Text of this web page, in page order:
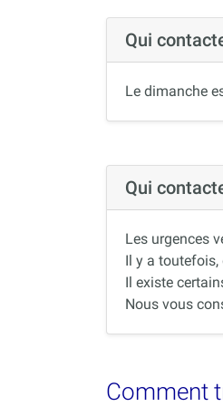
Qui
Le dimanche
Qui
Les urgences
Il y a toutefois,
Il existe
Nous vous
Comment